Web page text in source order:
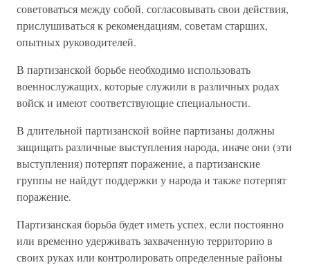
советоваться между собой, согласовывать свои действия,
прислушиваться к рекомендациям, советам старших,
опытных руководителей.
В партизанской борьбе необходимо использовать
военнослужащих, которые служили в различных родах
войск и имеют соответствующие специальности.
В длительной партизанской войне партизаны должны
защищать различные выступления народа, иначе они (эти
выступления) потерпят поражение, а партизанские
группы не найдут поддержки у народа и также потерпят
поражение.
Партизанская борьба будет иметь успех, если постоянно
или временно удерживать захваченную территорию в
своих руках или контролировать определенные районы